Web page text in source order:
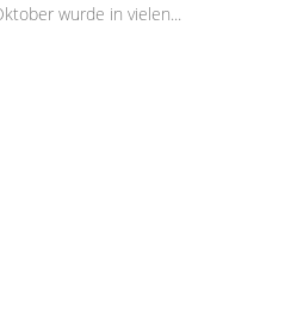
wurde in vielen...